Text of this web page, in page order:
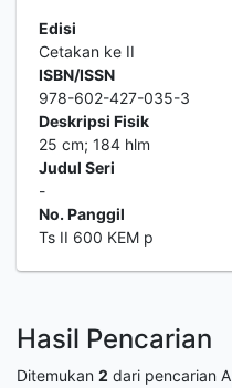
Edisi
Cetakan ke II
ISBN/ISSN
978-602-427-035-3
Deskripsi Fisik
25 cm; 184 hlm
Judul Seri
-
No. Panggil
Ts II 600 KEM p
Hasil Pencarian
Ditemukan 2 dari pencarian